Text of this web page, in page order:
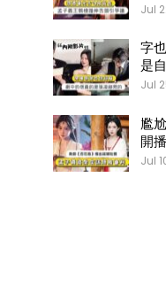
Jul
字
是
Jul
尷
開
Jul